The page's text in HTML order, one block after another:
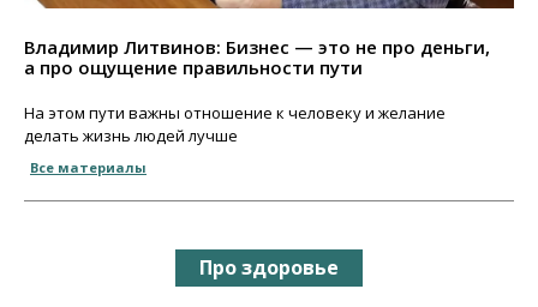
Владимир Литвинов: Бизнес — это не про деньги,
а про ощущение правильности пути
На этом пути важны отношение к человеку и желание
делать жизнь людей лучше
Все материалы
Про здоровье